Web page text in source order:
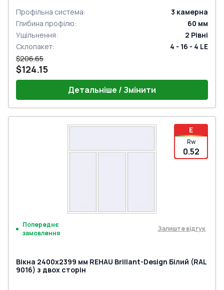
Профільна система: 3 камерна
Глибина профілю: 60 мм
Ущільнення: 2 Рівні
Склопакет:
4 - 16 - 4 LE
$206.65
$124.15
Детальніше / Змінити
E
Rw
0.52
Попереднє
замовлення
Залиште відгук
Вікна 2400x2399 мм REHAU Brillant-Design Білий (RAL
9016) з двох сторін